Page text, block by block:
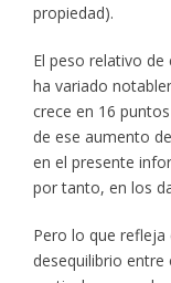
propiedad).
El peso relativo
ha variado
crece en 16
de ese aumento
en el presente
por tanto, en los
Pero lo que refleja
desequilibrio